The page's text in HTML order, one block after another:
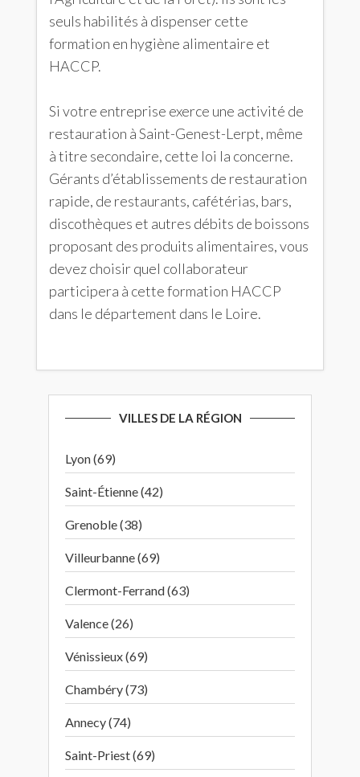
seuls habilités à dispenser cette
formation en hygiène alimentaire et
HACCP.
Si votre entreprise exerce une activité de
restauration à Saint-Genest-Lerpt, même
à titre secondaire, cette loi la concerne.
Gérants d’établissements de restauration
rapide, de restaurants, cafétérias, bars,
discothèques et autres débits de boissons
proposant des produits alimentaires, vous
devez choisir quel collaborateur
participera à cette formation HACCP
dans le département dans le Loire.
VILLES DE LA RÉGION
Lyon (69)
Saint-Étienne (42)
Grenoble (38)
Villeurbanne (69)
Clermont-Ferrand (63)
Valence (26)
Vénissieux (69)
Chambéry (73)
Annecy (74)
Saint-Priest (69)